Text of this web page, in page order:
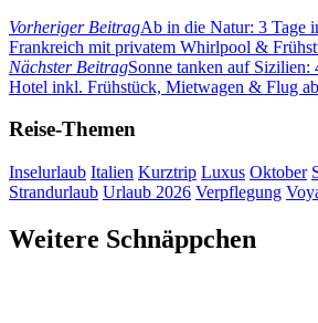
Vorheriger BeitragAb in die Natur: 3 Tage
Frankreich mit privatem Whirlpool &
Nächster BeitragSonne tanken auf Sizilien:
Hotel inkl. Frühstück, Mietwagen & Flug
Reise-Themen
Inselurlaub Italien Kurztrip Luxus Oktober
Strandurlaub Urlaub 2026 Verpflegung
Weitere Schnäppchen